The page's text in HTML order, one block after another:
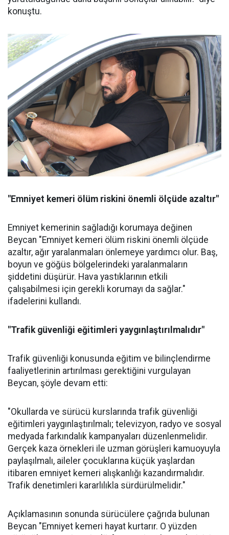
konuştu.
"Emniyet kemeri ölüm riskini önemli ölçüde azaltır"
Emniyet kemerinin sağladığı korumaya değinen
Beycan "Emniyet kemeri ölüm riskini önemli ölçüde
azaltır, ağır yaralanmaları önlemeye yardımcı olur. Baş,
boyun ve göğüs bölgelerindeki yaralanmaların
şiddetini düşürür. Hava yastıklarının etkili
çalışabilmesi için gerekli korumayı da sağlar."
ifadelerini kullandı.
"Trafik güvenliği eğitimleri yaygınlaştırılmalıdır"
Trafik güvenliği konusunda eğitim ve bilinçlendirme
faaliyetlerinin artırılması gerektiğini vurgulayan
Beycan, şöyle devam etti:
"Okullarda ve sürücü kurslarında trafik güvenliği
eğitimleri yaygınlaştırılmalı; televizyon, radyo ve sosyal
medyada farkındalık kampanyaları düzenlenmelidir.
Gerçek kaza örnekleri ile uzman görüşleri kamuoyuyla
paylaşılmalı, aileler çocuklarına küçük yaşlardan
itibaren emniyet kemeri alışkanlığı kazandırmalıdır.
Trafik denetimleri kararlılıkla sürdürülmelidir."
Açıklamasının sonunda sürücülere çağrıda bulunan
Beycan "Emniyet kemeri hayat kurtarır. O yüzden